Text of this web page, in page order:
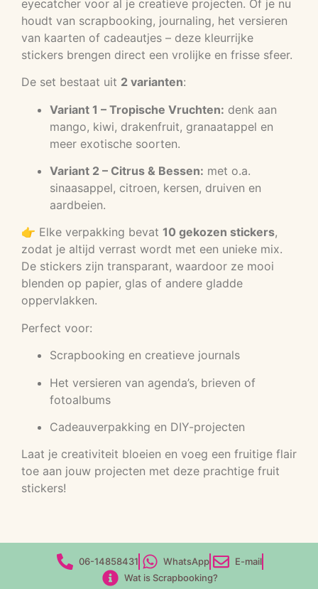
eyecatcher voor al je creatieve projecten. Of je nu
houdt van scrapbooking, journaling, het versieren
van kaarten of cadeautjes – deze kleurrijke
stickers brengen direct een vrolijke en frisse sfeer.
De set bestaat uit 2 varianten:
Variant 1 – Tropische Vruchten: denk aan
mango, kiwi, drakenfruit, granaatappel en
meer exotische soorten.
Variant 2 – Citrus & Bessen: met o.a.
sinaasappel, citroen, kersen, druiven en
aardbeien.
👉 Elke verpakking bevat 10 gekozen stickers,
zodat je altijd verrast wordt met een unieke mix.
De stickers zijn transparant, waardoor ze mooi
blenden op papier, glas of andere gladde
oppervlakken.
Perfect voor:
Scrapbooking en creatieve journals
Het versieren van agenda’s, brieven of
fotoalbums
Cadeauverpakking en DIY-projecten
Laat je creativiteit bloeien en voeg een fruitige flair
toe aan jouw projecten met deze prachtige fruit
stickers!
06-14858431 WhatsApp
E-mail
Wat is Scrapbooking?